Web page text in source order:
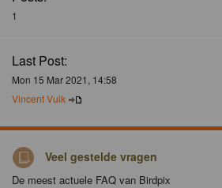
1
Last Post:
Mon 15 Mar 2021, 14:58
Vincent Vuik
Veel gestelde vragen
De meest actuele FAQ van Birdpix